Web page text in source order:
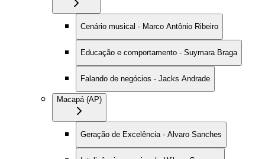
Cenário musical - Marco Antônio Ribeiro
Educação e comportamento - Suymara Braga
Falando de negócios - Jacks Andrade
Macapá (AP)
Geração de Excelência - Alvaro Sanches